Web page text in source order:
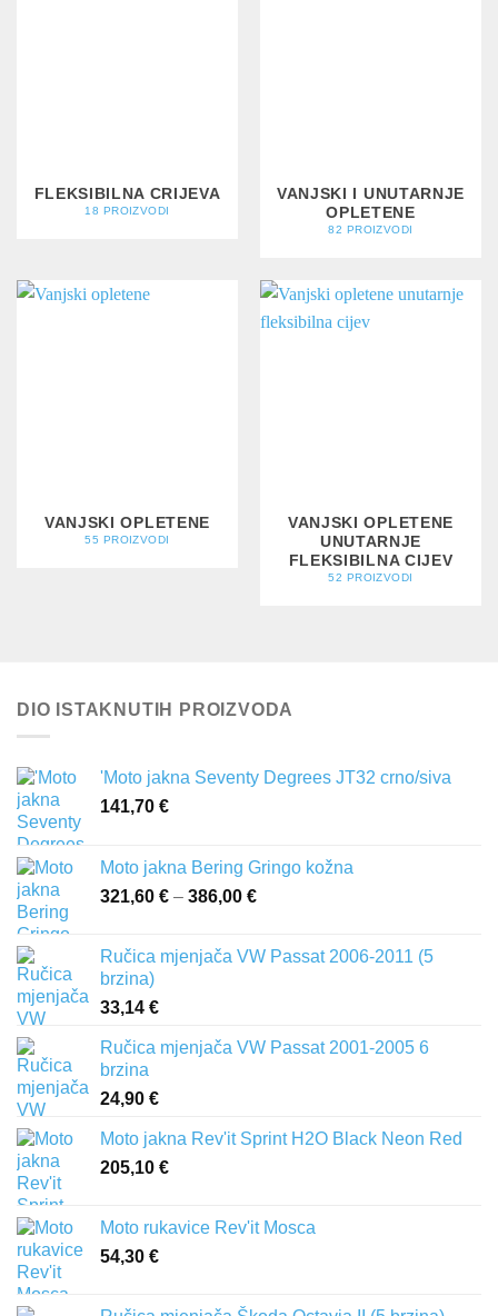
FLEKSIBILNA CRIJEVA
18 PROIZVODI
VANJSKI I UNUTARNJE
OPLETENE
82 PROIZVODI
VANJSKI OPLETENE
55 PROIZVODI
VANJSKI OPLETENE
UNUTARNJE
FLEKSIBILNA CIJEV
52 PROIZVODI
DIO ISTAKNUTIH PROIZVODA
'Moto jakna Seventy Degrees JT32 crno/siva
141,70 €
Moto jakna Bering Gringo kožna
321,60 € – 386,00 €
321,60 €
Ručica mjenjača VW Passat 2006-2011 (5
brzina)
33,14 €
Ručica mjenjača VW Passat 2001-2005 6
brzina
24,90 €
Moto jakna Rev'it Sprint H2O Black Neon Red
205,10 €
Moto rukavice Rev'it Mosca
54,30 €